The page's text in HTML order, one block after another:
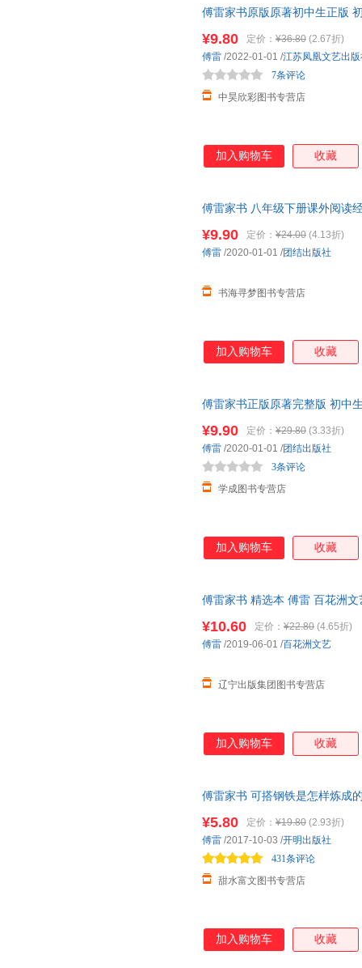
傅雷家书原版原著初中生正版
¥9.80 定价： ¥36.80 (2.67折)
中昊欣彩图书专营店
7条评论
傅雷 /2022-01-01 /江苏凤凰文艺出
加入购物车 收藏
傅雷家书 八年级下册课外阅读
¥9.90 定价： ¥24.00 (4.13折)
书海寻梦图书专营店
傅雷 /2020-01-01 /团结出版社
加入购物车 收藏
傅雷家书正版原著完整版 初中
¥9.90 定价： ¥29.80 (3.33折)
学成图书专营店
3条评论
傅雷 /2020-01-01 /团结出版社
加入购物车 收藏
傅雷家书 精选本 傅雷 百花洲
¥10.60 定价： ¥22.80 (4.65折)
辽宁出版集团图书专营店
傅雷 /2019-06-01 /百花洲文艺
加入购物车 收藏
傅雷家书 可搭钢铁是怎样炼成
¥5.80 定价： ¥19.80 (2.93折)
甜水富文图书专营店
431条评论
傅雷 /2017-10-03 /开明出版社
加入购物车 收藏